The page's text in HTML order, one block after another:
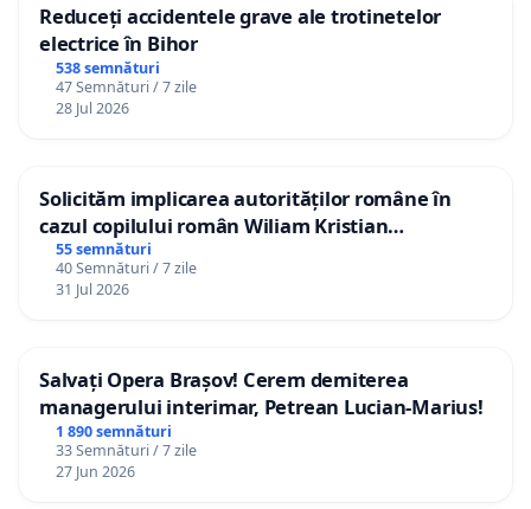
Reduceți accidentele grave ale trotinetelor
electrice în Bihor
538 semnături
47 Semnături / 7 zile
28 Jul 2026
Solicităm implicarea autorităților române în
cazul copilului român Wiliam Kristian
Gheorghe, aflat în plasament în Danemarca de
12 ani
55 semnături
40 Semnături / 7 zile
31 Jul 2026
Salvați Opera Brașov! Cerem demiterea
managerului interimar, Petrean Lucian-Marius!
1 890 semnături
33 Semnături / 7 zile
27 Jun 2026